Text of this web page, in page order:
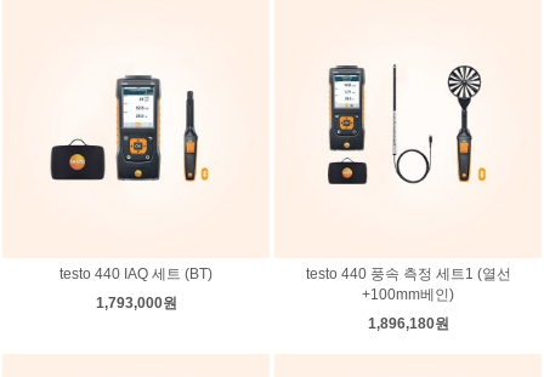
testo 440 IAQ 세트 (BT)
1,793,000원
testo 440 풍속 측정 세트1 (열선
+100mm베인)
1,896,180원